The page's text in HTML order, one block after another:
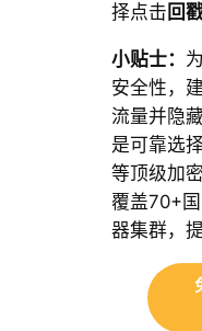
择点击 回
小贴士：
安全性，
流量并隐
是可靠选
等顶级加
覆盖70+
器集群，